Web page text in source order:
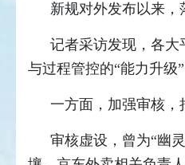
新规对外发布以来，
记者采访发现，各
与过程管控的“能力升级”
一方面，加强审核，
审核虚设，曾为“幽